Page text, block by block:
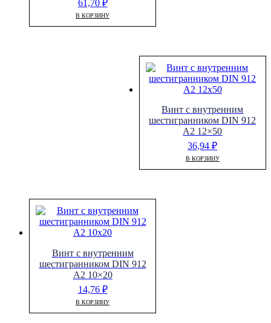
61,70 ₽
В КОРЗИНУ
Винт с внутренним
шестигранником DIN 912
A2 12×50
36,94₽
В КОРЗИНУ
Винт с внутренним
шестигранником DIN 912
A2 10×20
14,76 ₽
В КОРЗИНУ